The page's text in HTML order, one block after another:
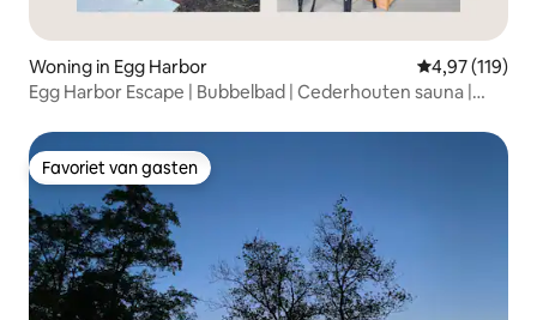
Woning in Egg Harbor Gemiddelde
4,97 (119)
Egg Harbor Escape | Bubbelbad | Cederhouten sauna |
Favoriet van gasten
Favoriet van gasten